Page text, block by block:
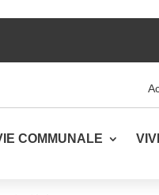
COMMUNALE